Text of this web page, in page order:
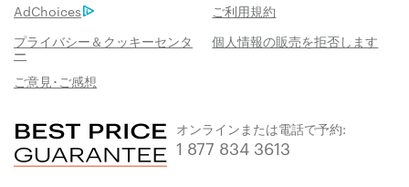
AdChoices
ご利用規約
プライバシー＆クッキーセンタ
ー
個人情報の販売を拒否します
ご意見･ご感想
オンラインまたは電話で予約:
1 877 834 3613